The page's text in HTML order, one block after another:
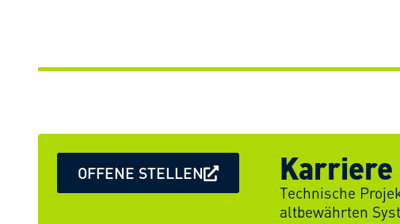
OFFENE STELLEN Karriere
und bleibt
Wenn Sie eine
Zukunft